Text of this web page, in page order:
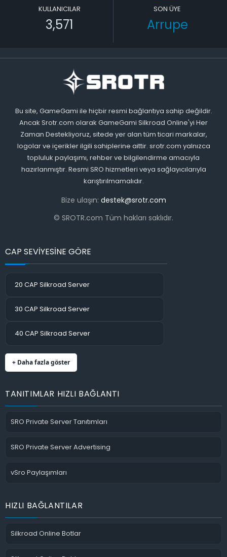
KULLANICILAR
3,571
SON ÜYE
Arrupe
Bu site, GameGami ile hiçbir resmi bağlantıya sahip değildir.
Ancak Srotr.com olarak GameGami Silkroad Online'yi Her
Zaman Destekliyoruz, sitede yer alan tüm ticari markalar,
logolar ve içerikler ilgili sahiplerine aittir. srotr.com yalnızca
topluluk paylaşımı, rehber ve bilgilendirme amacıyla
hazırlanmıştır. Resmi SRO hizmetleri veya sağlayıcılarıyla
karıştırılmamalıdır.
Bize ulaşın: destek@srotr.com
© SROTR.com Tüm hakları saklıdır.
CAP SEVİYESİNE GÖRE
20 CAP Silkroad Server
30 CAP Silkroad Server
40 CAP Silkroad Server
+ Daha fazla göster
TANITIMLAR HIZLI BAĞLANTI
SRO Private Server Tanıtımları
SRO Private Server Advertising
vSro Paylaşımları
HIZLI BAĞLANTILAR
Silkroad Online Botlar